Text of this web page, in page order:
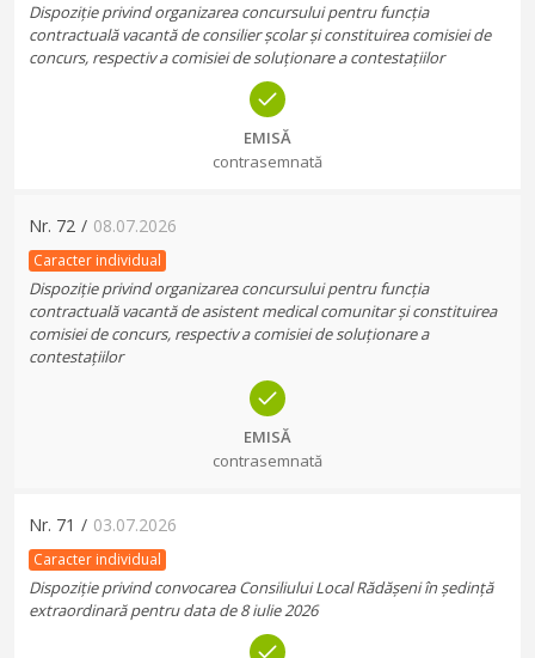
Dispoziție privind organizarea concursului pentru funcția
contractuală vacantă de consilier școlar și constituirea comisiei de
concurs, respectiv a comisiei de soluționare a contestațiilor
EMISĂ
contrasemnată
Nr. 72 / 08.07.2026
Caracter individual
Dispoziție privind organizarea concursului pentru funcția
contractuală vacantă de asistent medical comunitar și constituirea
comisiei de concurs, respectiv a comisiei de soluționare a
contestațiilor
EMISĂ
contrasemnată
Nr. 71 / 03.07.2026
Caracter individual
Dispoziție privind convocarea Consiliului Local Rădășeni în ședință
extraordinară pentru data de 8 iulie 2026